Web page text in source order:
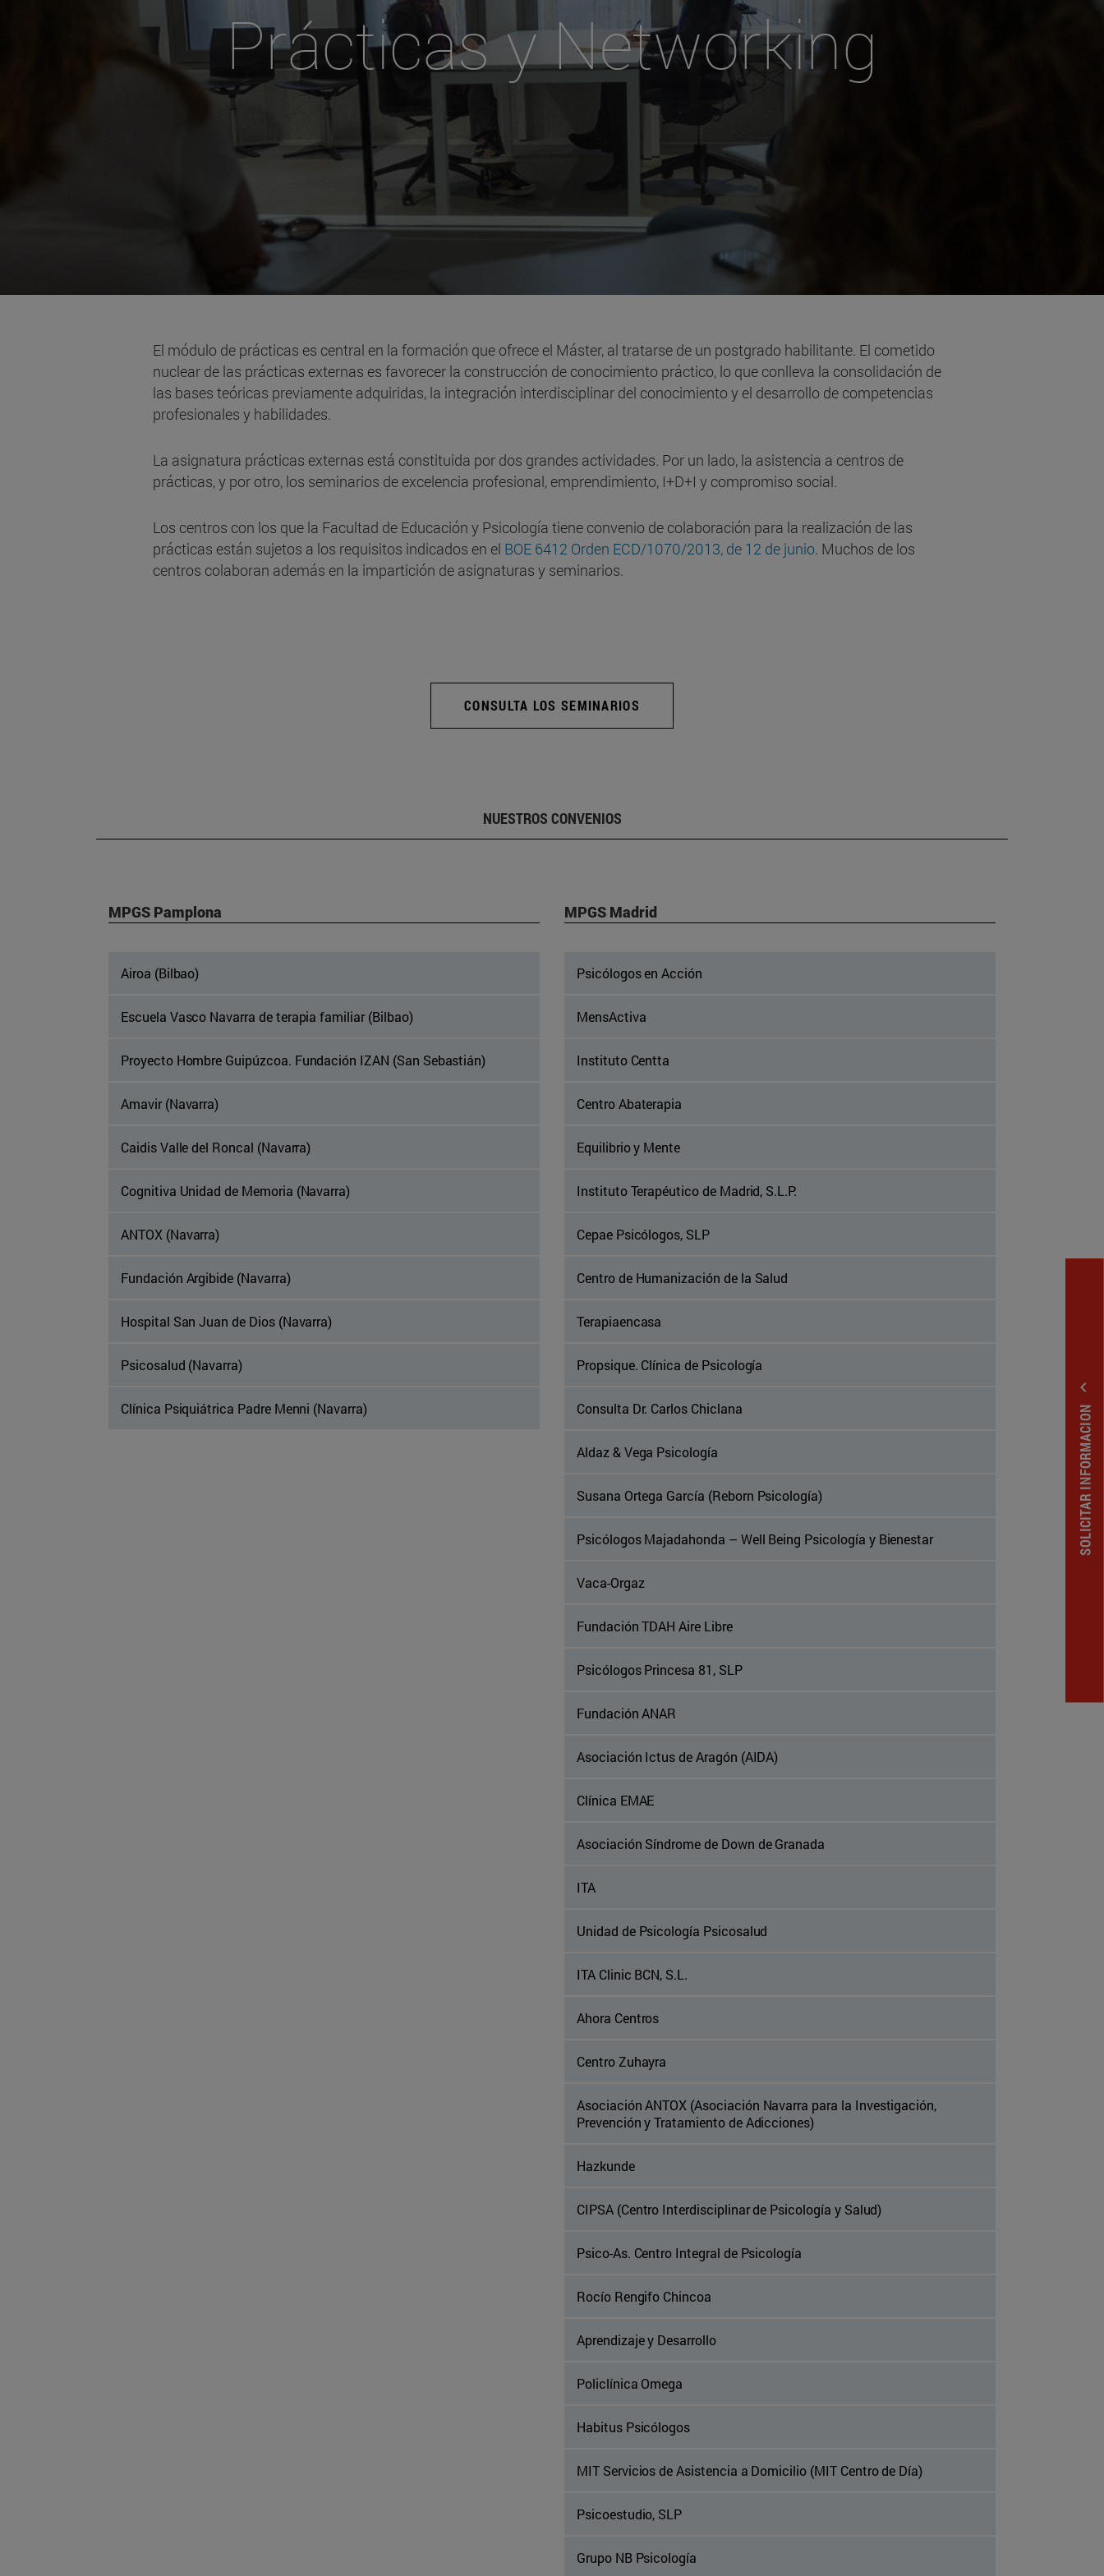
SOLICITAR INFORMACION
expand_less
Prácticas y Networking
El módulo de prácticas es central en la formación que ofrece el Máster, al tratarse de un postgrado habilitante. El cometido
nuclear de las prácticas externas es favorecer la construcción de conocimiento práctico, lo que conlleva la consolidación de
las bases teóricas previamente adquiridas, la integración interdisciplinar del conocimiento y el desarrollo de competencias
profesionales y habilidades.
La asignatura prácticas externas está constituida por dos grandes actividades. Por un lado, la asistencia a centros de
prácticas, y por otro, los seminarios de excelencia profesional, emprendimiento, I+D+I y compromiso social.
Los centros con los que la Facultad de Educación y Psicología tiene convenio de colaboración para la realización de las
prácticas están sujetos a los requisitos indicados en el BOE 6412 Orden ECD/1070/2013, de 12 de junio. Muchos de los
centros colaboran además en la impartición de asignaturas y seminarios.
CONSULTA LOS SEMINARIOS
NUESTROS CONVENIOS
MPGS Pamplona
Airoa (Bilbao)
Escuela Vasco Navarra de terapia familiar (Bilbao)
Proyecto Hombre Guipúzcoa. Fundación IZAN (San Sebastián)
Amavir (Navarra)
Caidis Valle del Roncal (Navarra)
Cognitiva Unidad de Memoria (Navarra)
ANTOX (Navarra)
Fundación Argibide (Navarra)
Hospital San Juan de Dios (Navarra)
Psicosalud (Navarra)
Clínica Psiquiátrica Padre Menni (Navarra)
MPGS Madrid
Psicólogos en Acción
MensActiva
Instituto Centta
Centro Abaterapia
Equilibrio y Mente
Instituto Terapéutico de Madrid, S.L.P.
Cepae Psicólogos, SLP
Centro de Humanización de la Salud
Terapiaencasa
Propsique. Clínica de Psicología
Consulta Dr. Carlos Chiclana
Aldaz & Vega Psicología
Susana Ortega García (Reborn Psicología)
Psicólogos Majadahonda – Well Being Psicología y Bienestar
Vaca-Orgaz
Fundación TDAH Aire Libre
Psicólogos Princesa 81, SLP
Fundación ANAR
Asociación Ictus de Aragón (AIDA)
Clínica EMAE
Asociación Síndrome de Down de Granada
ITA
Unidad de Psicología Psicosalud
ITA Clinic BCN, S.L.
Ahora Centros
Centro Zuhayra
Asociación ANTOX (Asociación Navarra para la Investigación,
Prevención y Tratamiento de Adicciones)
Hazkunde
CIPSA (Centro Interdisciplinar de Psicología y Salud)
Psico-As. Centro Integral de Psicología
Rocío Rengifo Chincoa
Aprendizaje y Desarrollo
Policlínica Omega
Habitus Psicólogos
MIT Servicios de Asistencia a Domicilio (MIT Centro de Día)
Psicoestudio, SLP
Grupo NB Psicología